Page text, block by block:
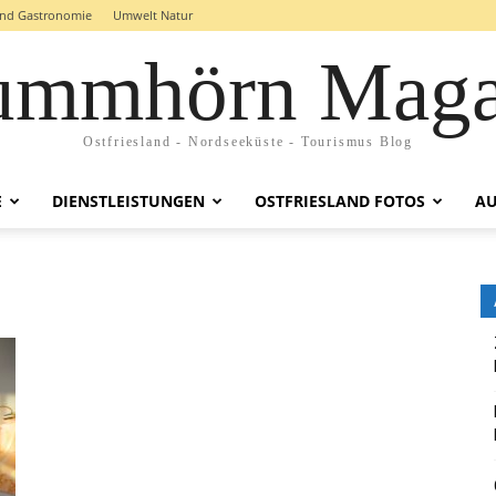
Gastronomie Umwelt Natur
Ostfriesland - Nordseeküste - Tourismus Blog
DIENSTLEISTUNGEN OSTFRIESLAND FOTOS